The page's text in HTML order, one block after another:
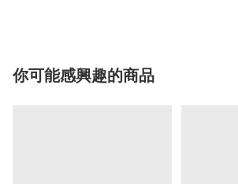
你可能感興趣的商品